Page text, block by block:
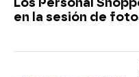
en la sesión de